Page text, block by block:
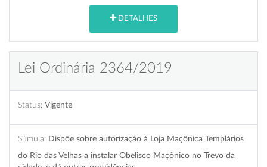
DETALHES
Lei Ordinária 2364/2019
Status: Vigente
Súmula: Dispõe sobre autorização à Loja Maçônica Templários
do Rio das Velhas a instalar Obelisco Maçônico no Trevo da